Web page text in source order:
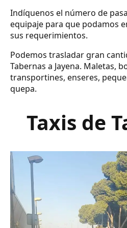
Indíquenos el número de
equipaje para que podamos
sus requerimientos.
Podemos trasladar gran
Tabernas a Jayena. Maletas,
transportines, enseres,
quepa.
Taxis de